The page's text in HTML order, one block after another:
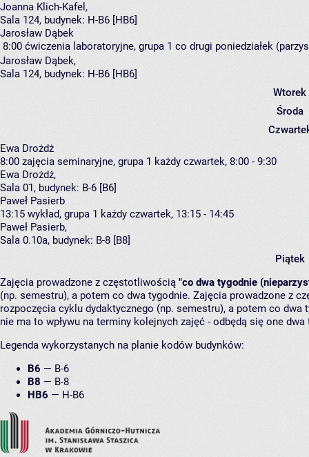
Joanna Klich-Kafel ,
Sala 124, budynek: H-B6 [HB6]
Jarosław Dąbek
8:00 ćwiczenia laboratoryjne, grupa 1 co drugi poniedziałek
Jarosław Dąbek,
Sala 124, budynek: H-B6 [HB6]
Wtorek
Środa
Ewa Drożdż
8:00 zajęcia seminaryjne, grupa 1 każdy czwartek, 8:00 - 9:30
Ewa Drożdż,
Sala 01, budynek: B-6 [B6]
Paweł Pasierb
13:15 wykład, grupa 1 każdy czwartek, 13:15 - 14:45
Paweł Pasierb,
Sala 0.10a, budynek: B-8 [B8]
Piątek
Zajęcia prowadzone z częstotliwością "co dwa tygodnie
(np. semestru), a potem co dwa tygodnie. Zajęcia prowadzone z
rozpoczęcia cyklu dydaktycznego (np. semestru), a potem co
nie ma to wpływu na terminy kolejnych zajęć - odbędą się one
Legenda wykorzystanych na planie kodów budynków:
B6 — B-6
B8 — B-8
HB6 — H-B6